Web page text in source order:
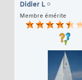
Didier L
Membre émérite